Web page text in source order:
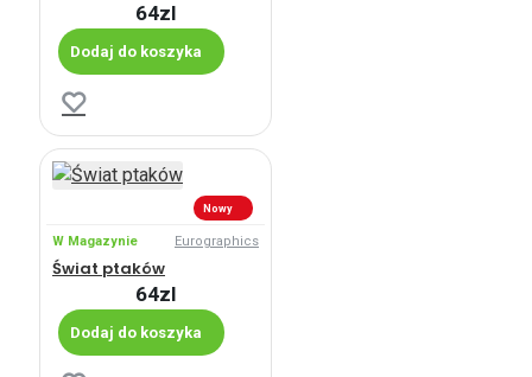
64zl
Dodaj do koszyka
Nowy
W Magazynie Eurographics
Świat ptaków
64zl
Dodaj do koszyka